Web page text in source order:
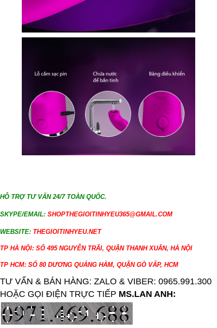
HỖ TRỢ TƯ VẤN 24/7 TOÀN QUỐC.
SKYPE/EMAIL: SHOPTHEGIOITINHYEU365@GMAIL.COM
WEBSITE: THEGIOITINHYEU.NET
TP HÀ NỘI: SỐ 495 NGUYỄN TRÃI, QUẬN THANH XUÂN, HÀ NỘI
TP HCM: SỐ 80 DƯƠNG QUẢNG HÀM, QUẬN GÒ VẤP, HCM
TƯ VẤN & BÁN HÀNG: ZALO & VIBER: 0965.991.300
HOẶC GỌI ĐIỆN TRỰC TIẾP MS.LAN ANH: